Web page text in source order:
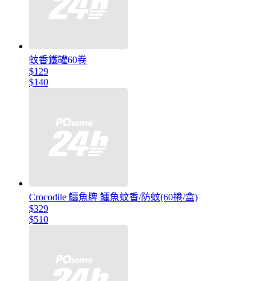
蚊香鐵罐60卷
$129
$140
Crocodile 鱷魚牌 鱷魚蚊香/防蚊(60捲/盒)
$329
$510